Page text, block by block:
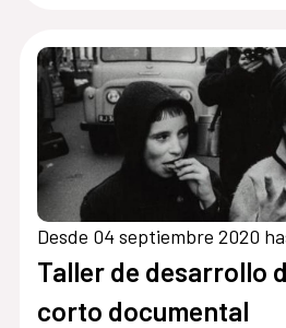
Desde 04 septiembre 2020
Taller de desarrollo
corto documental